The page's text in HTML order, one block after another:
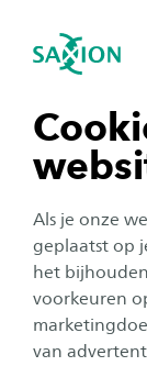
Als je onze
geplaatst op
het
voorkeuren
van
Navigatie
tonen
tonen
tonen
sluiten
Subnavigatie
Deeltijd